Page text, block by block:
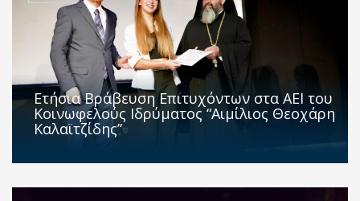
Ετήσια Βράβευση Επιτυχόντων στα ΑΕΙ του
Κοινωφελούς Ιδρύματος “Αιμίλιος Θεοχάρη
Καλαϊτζίδης”